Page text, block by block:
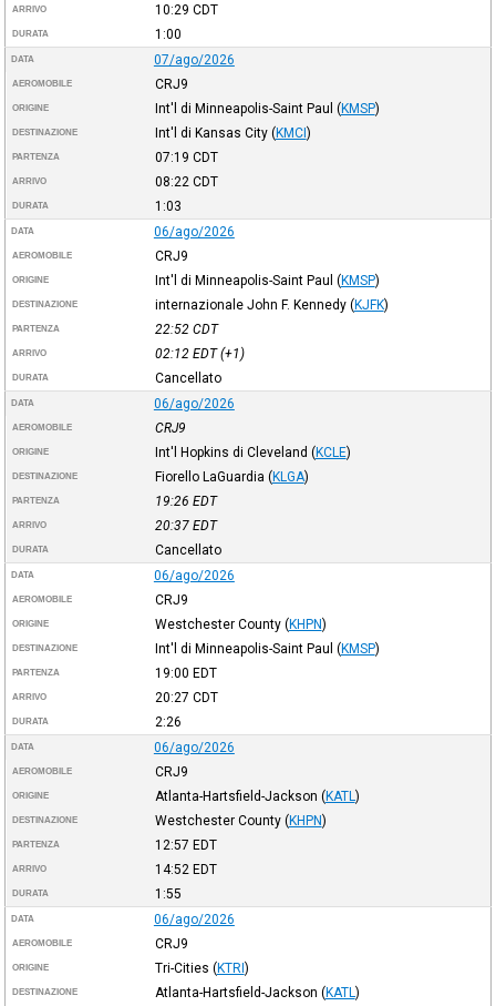
ARRIVO 10:29 CDT
DURATA 1:00
DATA 07/ago/2026
AEROMOBILE CRJ9
ORIGINE Int'l di Minneapolis-Saint Paul (KMSP)
DESTINAZIONE Int'l di Kansas City (KMCI)
PARTENZA 07:19 CDT
ARRIVO 08:22 CDT
DURATA 1:03
DATA 06/ago/2026
AEROMOBILE CRJ9
ORIGINE Int'l di Minneapolis-Saint Paul (KMSP)
DESTINAZIONE internazionale John F. Kennedy (KJFK)
PARTENZA 22:52 CDT
ARRIVO 02:12 EDT(+1)
DURATA Cancellato
DATA 06/ago/2026
AEROMOBILE CRJ9
ORIGINE Int'l Hopkins di Cleveland (KCLE)
DESTINAZIONE Fiorello LaGuardia (KLGA)
PARTENZA 19:26 EDT
ARRIVO 20:37 EDT
DURATA Cancellato
DATA 06/ago/2026
AEROMOBILE CRJ9
ORIGINE Westchester County (KHPN)
DESTINAZIONE Int'l di Minneapolis-Saint Paul (KMSP)
PARTENZA 19:00 EDT
ARRIVO 20:27 CDT
DURATA 2:26
DATA 06/ago/2026
AEROMOBILE CRJ9
ORIGINE Atlanta-Hartsfield-Jackson (KATL )
DESTINAZIONE Westchester County (KHPN)
PARTENZA 12:57 EDT
ARRIVO 14:52 EDT
DURATA 1:55
DATA 06/ago/2026
AEROMOBILE CRJ9
ORIGINE Tri-Cities (KTRI)
DESTINAZIONE Atlanta-Hartsfield-Jackson (KATL )